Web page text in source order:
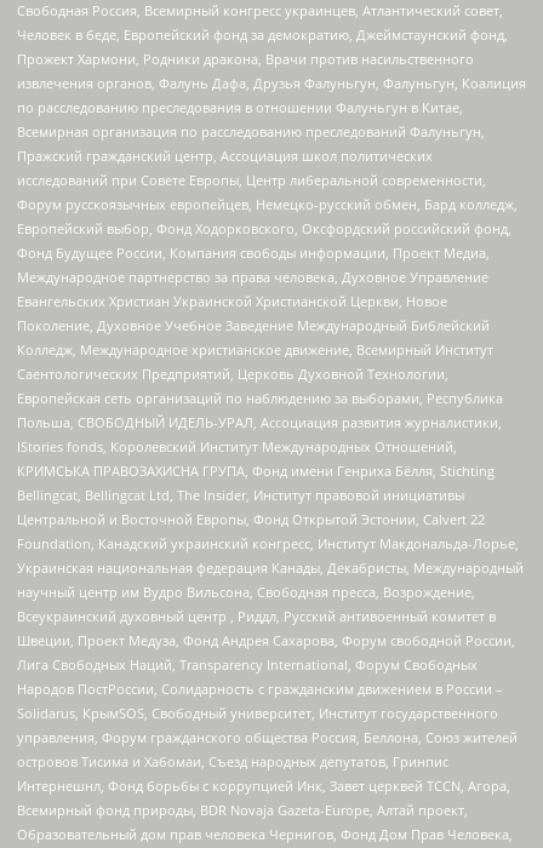
Свободная Россия, Всемирный конгресс украинцев, Атлантический совет,
Человек в беде, Европейский фонд за демократию, Джеймстаунский фонд,
Прожект Хармони, Родники дракона, Врачи против насильственного
извлечения органов, Фалунь Дафа, Друзья Фалуньгун, Фалуньгун, Коалиция
по расследованию преследования в отношении Фалуньгун в Китае,
Всемирная организация по расследованию преследований Фалуньгун,
Пражский гражданский центр, Ассоциация школ политических
исследований при Совете Европы, Центр либеральной современности,
Форум русскоязычных европейцев, Немецко-русский обмен, Бард колледж,
Европейский выбор, Фонд Ходорковского, Оксфордский российский фонд,
Фонд Будущее России, Компания свободы информации, Проект Медиа,
Международное партнерство за права человека, Духовное Управление
Евангельских Христиан Украинской Христианской Церкви, Новое
Поколение, Духовное Учебное Заведение Международный Библейский
Колледж, Международное христианское движение, Всемирный Институт
Саентологических Предприятий, Церковь Духовной Технологии,
Европейская сеть организаций по наблюдению за выборами, Республика
Польша, СВОБОДНЫЙ ИДЕЛЬ-УРАЛ, Ассоциация развития журналистики,
IStories fonds, Королевский Институт Международных Отношений,
КРИМСЬКА ПРАВОЗАХИСНА ГРУПА, Фонд имени Генриха Бёлля, Stichting
Bellingcat, Bellingcat Ltd, The Insider, Институт правовой инициативы
Центральной и Восточной Европы, Фонд Открытой Эстонии, Calvert 22
Foundation, Канадский украинский конгресс, Институт Макдональда-Лорье,
Украинская национальная федерация Канады, Декабристы, Международный
научный центр им Вудро Вильсона, Свободная пресса, Возрождение,
Всеукраинский духовный центр , Риддл, Русский антивоенный комитет в
Швеции, Проект Медуза, Фонд Андрея Сахарова, Форум свободной России,
Лига Свободных Наций, Transparеncy International, Форум Свободных
Народов ПостРоссии, Солидарность с гражданским движением в России –
Solidarus, КрымSOS, Свободный университет, Институт государственного
управления, Форум гражданского общества Россия, Беллона, Союз жителей
островов Тисима и Хабомаи, Съезд народных депутатов, Гринпис
Интернешнл, Фонд борьбы с коррупцией Инк, Завет церквей TCCN, Агора,
Всемирный фонд природы, BDR Novaja Gazeta-Europe, Алтай проект,
Образовательный дом прав человека Чернигов, Фонд Дом Прав Человека,